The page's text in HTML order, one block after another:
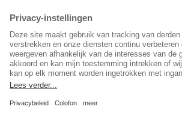
Nederlands
Sociaal Netwerk